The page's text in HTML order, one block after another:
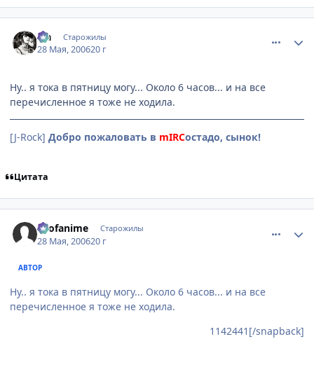
Lia Старожилы
28 Мая, 200620 г
Ну.. я тока в пятницу могу... Около 6 часов... и на все
перечисленное я тоже не ходила.
[J-Rock] Добро пожаловать в mIRCостадо, сынок!
Цитата
allofanime Старожилы
28 Мая, 200620 г
АВТОР
Ну.. я тока в пятницу могу... Около 6 часов... и на все
перечисленное я тоже не ходила.
1142441[/snapback]